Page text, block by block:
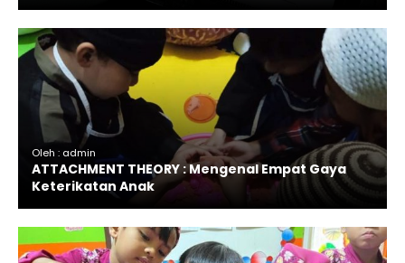
Oleh : admin
ATTACHMENT THEORY : Mengenal Empat Gaya
Keterikatan Anak